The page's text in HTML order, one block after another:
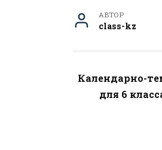
АВТОР
class-kz
Календарно-
для 6